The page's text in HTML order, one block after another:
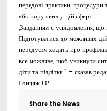
передові практики, процедури
або порушень у цій сфері.
„Завданням є усвідомлення,
Підготуватися до можливих
передусім ходить про
все можливе, щоб уникнути
діти та підлітки.” – сказав
Гонцяж ОР
Share the News